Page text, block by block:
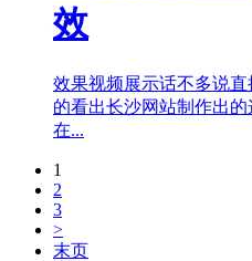
效
效果视频展示话不多说
的看出长沙网站制作出
在...
1
2
3
>
末页